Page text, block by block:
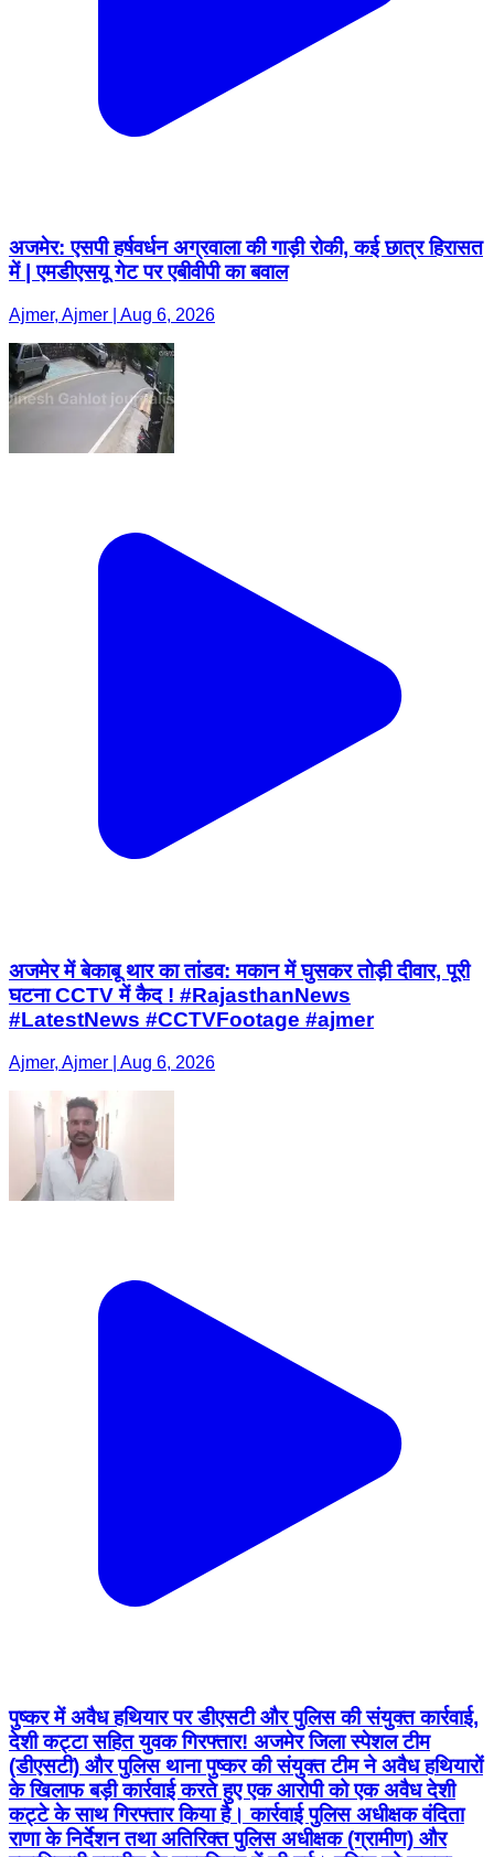
अजमेर: एसपी हर्षवर्धन अग्रवाला की गाड़ी रोकी, कई छात्र हिरासत
में | एमडीएसयू गेट पर एबीवीपी का बवाल
Ajmer, Ajmer | Aug 6, 2026
अजमेर में बेकाबू थार का तांडव: मकान में घुसकर तोड़ी दीवार, पूरी
घटना CCTV में कैद ! #RajasthanNews
#LatestNews #CCTVFootage #ajmer
Ajmer, Ajmer | Aug 6, 2026
पुष्कर में अवैध हथियार पर डीएसटी और पुलिस की संयुक्त कार्रवाई,
देशी कट्टा सहित युवक गिरफ्तार! अजमेर जिला स्पेशल टीम
(डीएसटी) और पुलिस थाना पुष्कर की संयुक्त टीम ने अवैध हथियारों
के खिलाफ बड़ी कार्रवाई करते हुए एक आरोपी को एक अवैध देशी
कट्टे के साथ गिरफ्तार किया है। कार्रवाई पुलिस अधीक्षक वंदिता
राणा के निर्देशन तथा अतिरिक्त पुलिस अधीक्षक (ग्रामीण) और